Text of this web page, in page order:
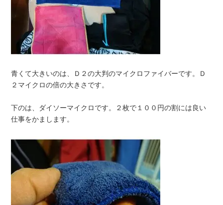
青くて大きいのは、Ｄ２の大判のマイクロファイバーです。Ｄ
２マイクロの倍の大きさです。
下のは、ダイソーマイクロです。２枚で１００円の割には良い
仕事をかまします。